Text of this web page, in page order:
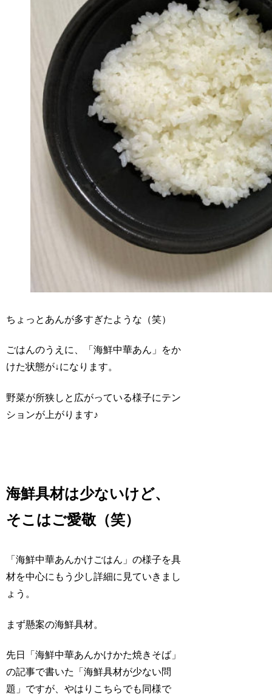
ちょっとあんが多すぎたような（笑）
ごはんのうえに、「海鮮中華あん」をか
けた状態が↓になります。
野菜が所狭しと広がっている様子にテン
ションが上がります♪
海鮮具材は少ないけど、
そこはご愛敬（笑）
「海鮮中華あんかけごはん」の様子を具
材を中心にもう少し詳細に見ていきまし
ょう。
まず懸案の海鮮具材。
先日「海鮮中華あんかけかた焼きそば」
の記事で書いた「海鮮具材が少ない問
題」ですが、やはりこちらでも同様で